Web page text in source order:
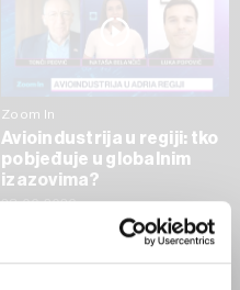
Zoom In
Avioindustrija u regiji: tko
pobjeđuje u globalnim
izazovima?
23.06.2026